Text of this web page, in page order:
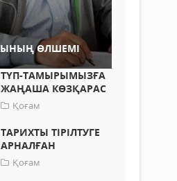
ӨЛШЕМІ
ТҮП-ТАМЫРЫМЫЗҒА
ЖАҢАША КӨЗҚАРАС
Қоғам
ТАРИХТЫ ТІРІЛТУГЕ
АРНАЛҒАН
Қоғам